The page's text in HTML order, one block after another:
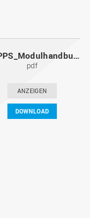
MoPPS_Modulhandbuch_20100601.pdf
pdf
ANZEIGEN
DOWNLOAD